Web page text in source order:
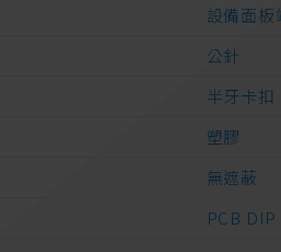
設備面板
公針
半牙卡扣
塑膠
無遮蔽
PCB DIP